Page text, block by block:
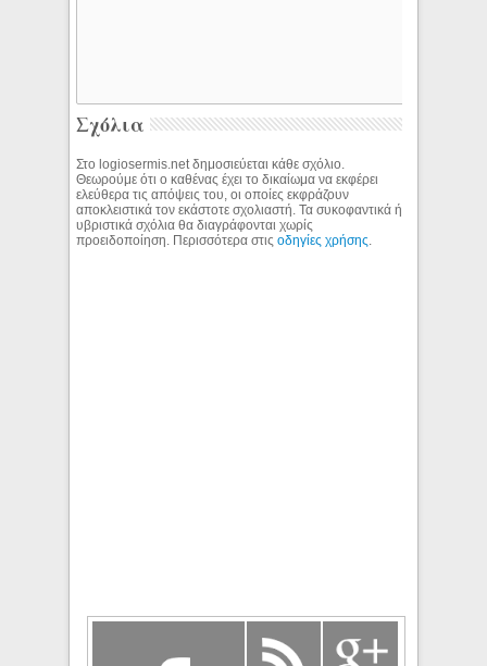
Σχόλια
Στο logiosermis.net δημοσιεύεται κάθε σχόλιο.
Θεωρούμε ότι ο καθένας έχει το δικαίωμα να εκφέρει
ελεύθερα τις απόψεις του, οι οποίες εκφράζουν
αποκλειστικά τον εκάστοτε σχολιαστή. Τα συκοφαντικά ή
υβριστικά σχόλια θα διαγράφονται χωρίς
προειδοποίηση. Περισσότερα στιςοδηγίες χρήσης